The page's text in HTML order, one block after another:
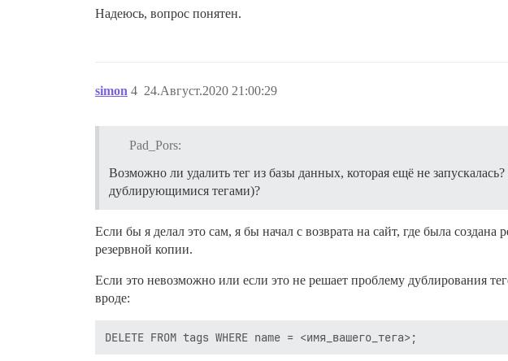
Надеюсь, вопрос понятен.
simon 24.Август.2020 21:00:29
4
Pad_Pors:
Возможно ли удалить тег из базы данных, которая ещё не
дублирующимися тегами)?
Если бы я делал это сам, я бы начал с возврата на сайт, где была создана
резервной копии.
Если это невозможно или если это не решает проблему дублирования
вроде: